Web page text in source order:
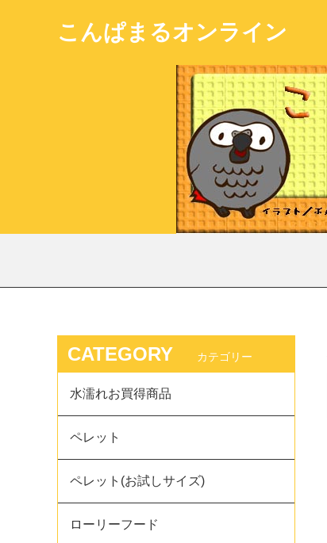
こんぱまるオンライン
CATEGORY カテゴリー
水濡れお買得商品
ペレット
ペレット(お試しサイズ)
ローリーフード